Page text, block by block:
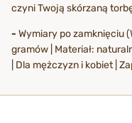
czyni Twoją skórzaną
- Wymiary po zamknięciu
gramów | Materiał:
| Dla mężczyzn i kobiet |